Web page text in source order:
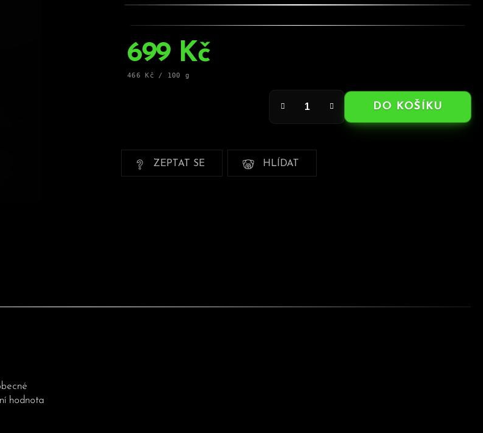
699 Kč
Měrná
466 Kč / 100 g
DO KOŠÍKU
ZEPTAT SE HLÍDAT
hodnota